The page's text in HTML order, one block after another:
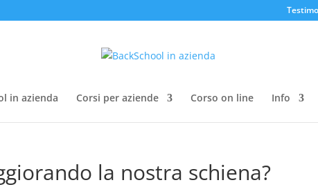
in azienda Corsi per aziende Corso on line Info
la nostra schiena?